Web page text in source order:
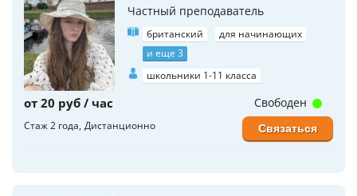
Частный преподаватель
британский
для начинающих
и еще 3
школьники 1-11 класса
от 20 руб / час
Стаж 2 года Дистанционно
Свободен
Связаться